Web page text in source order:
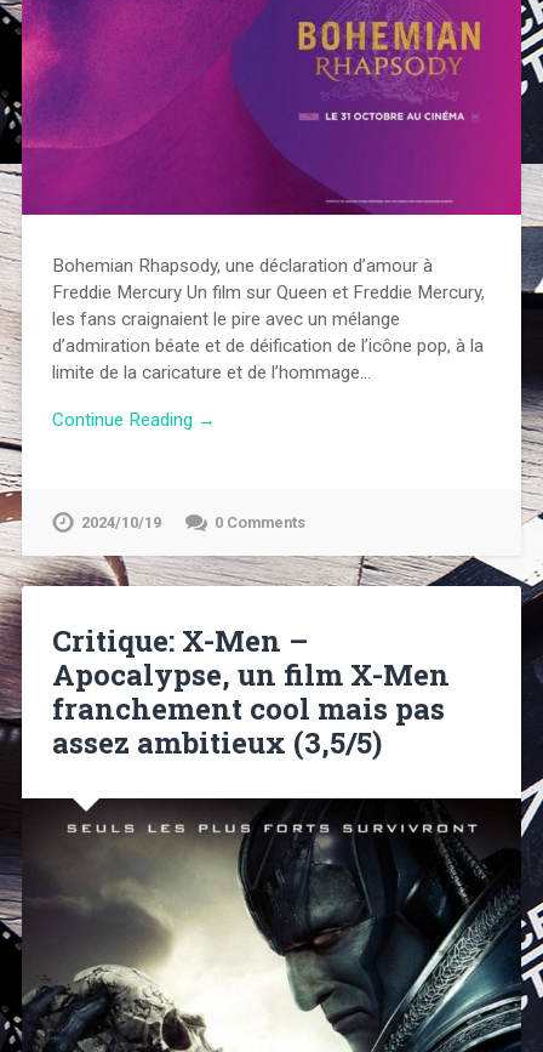
Bohemian Rhapsody, une déclaration d’amour à
Freddie Mercury Un film sur Queen et Freddie Mercury,
les fans craignaient le pire avec un mélange
d’admiration béate et de déification de l’icône pop, à la
limite de la caricature et de l’hommage…
Continue Reading →
2024/10/19 0 Comments
Critique: X-Men –
Apocalypse, un film X-Men
franchement cool mais pas
assez ambitieux (3,5/5)